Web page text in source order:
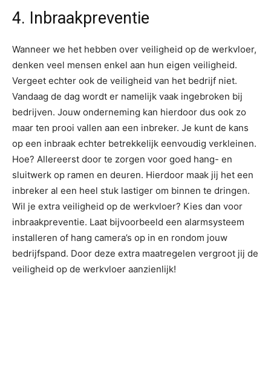
4. Inbraakpreventie
Wanneer we het hebben over veiligheid op de werkvloer,
denken veel mensen enkel aan hun eigen veiligheid.
Vergeet echter ook de veiligheid van het bedrijf niet.
Vandaag de dag wordt er namelijk vaak ingebroken bij
bedrijven. Jouw onderneming kan hierdoor dus ook zo
maar ten prooi vallen aan een inbreker. Je kunt de kans
op een inbraak echter betrekkelijk eenvoudig verkleinen.
Hoe? Allereerst door te zorgen voor goed hang- en
sluitwerk op ramen en deuren. Hierdoor maak jij het een
inbreker al een heel stuk lastiger om binnen te dringen.
Wil je extra veiligheid op de werkvloer? Kies dan voor
inbraakpreventie. Laat bijvoorbeeld een alarmsysteem
installeren of hang camera’s op in en rondom jouw
bedrijfspand. Door deze extra maatregelen vergroot jij de
veiligheid op de werkvloer aanzienlijk!